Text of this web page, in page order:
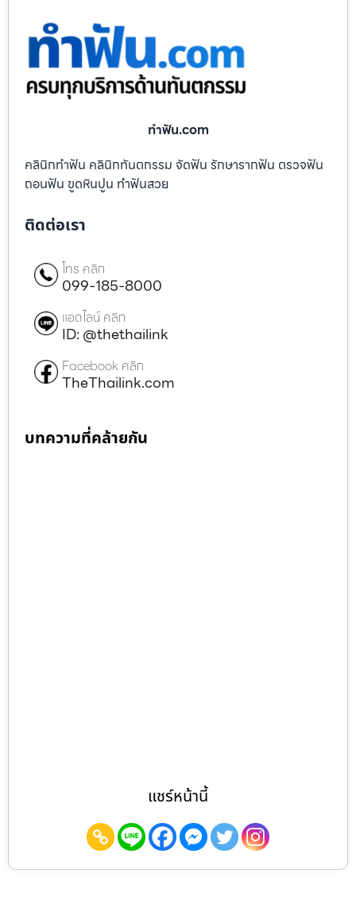
ทําฟัน.com
คลินิกทำฟัน คลินิกทันตกรรม จัดฟัน รักษารากฟัน ตรวจฟัน
ถอนฟัน ขูดหินปูน ทำฟันสวย
ติดต่อเรา
โทร คลิก
099-185-8000
แอดไลน์ คลิก
ID: @thethailink
Facebook คลิก
TheThailink.com
บทความที่คล้ายกัน
แชร์หน้านี้